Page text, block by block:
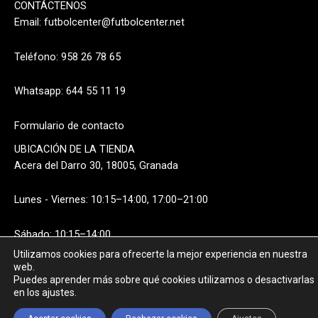
CONTÁCTENOS
Email: futbolcenter@futbolcenter.net
Teléfono: 958 26 78 65
Whatsapp: 644 55 11 19
Formulario de contacto
UBICACIÓN DE LA TIENDA
Acera del Darro 30, 18005, Granada
Lunes - Viernes: 10:15–14:00, 17:00–21:00
Sábado: 10:15–14:00
Utilizamos cookies para ofrecerte la mejor experiencia en nuestra
web.
Puedes aprender más sobre qué cookies utilizamos o desactivarlas
en los ajustes.